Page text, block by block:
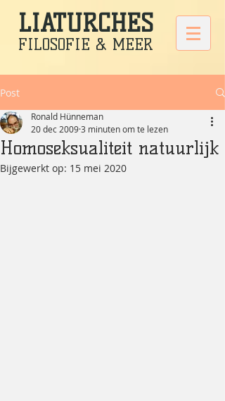
LIATURCHES
FILOSOFIE & MEER
Post
Homoseksualiteit natuurlijk
Ronald Hünneman
20 dec 20093 minuten om te lezen
Bijgewerkt op: 15 mei 2020